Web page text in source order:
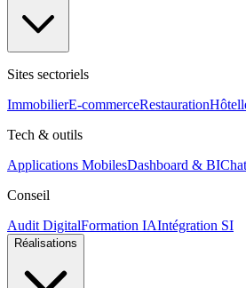
Sites sectoriels
ImmobilierE-commerceRestauration
Tech & outils
Applications MobilesDashboard & BI
Conseil
Audit DigitalFormation IAIntégration SI
Réalisations